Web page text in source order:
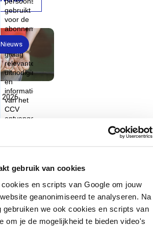
gebruik van cookies
en scripts van Google om jouw
geanonimiseerd te analyseren. Na
gebruiken we ook cookies en scripts van
om je de mogelijkheid te bieden video's
tieners
wat
we leren
2026
Nieuws